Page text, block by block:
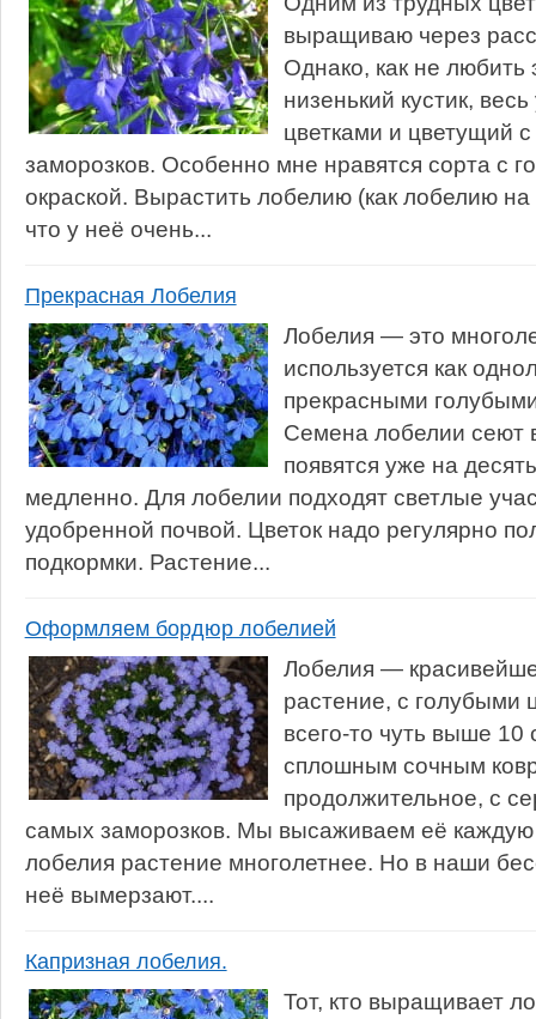
выращиваю через
Однако, как не любить
низенький кустик,
цветками и цветущий
заморозков. Особенно мне нравятся сорта с
окраской. Вырастить лобелию (как лобелию
что у неё очень...
Прекрасная Лобелия
Лобелия — это
используется как
прекрасными
Семена лобелии сеют
появятся уже на
медленно. Для лобелии подходят светлые
удобренной почвой. Цветок надо регулярно
подкормки. Растение...
Оформляем бордюр лобелией
Лобелия —
растение, с голубыми
всего-то чуть выше
сплошным сочным
продолжительное, с
самых заморозков. Мы высаживаем её
лобелия растение многолетнее. Но в наши
неё вымерзают....
Капризная лобелия.
Тот, кто выращивает